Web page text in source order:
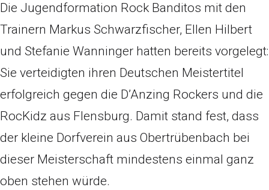
Die Jugendformation Rock Banditos mit den
Trainern Markus Schwarzfischer, Ellen Hilbert
und Stefanie Wanninger hatten bereits vorgelegt:
Sie verteidigten ihren Deutschen Meistertitel
erfolgreich gegen die D’Anzing Rockers und die
RocKidz aus Flensburg. Damit stand fest, dass
der kleine Dorfverein aus Obertrübenbach bei
dieser Meisterschaft mindestens einmal ganz
oben stehen würde.